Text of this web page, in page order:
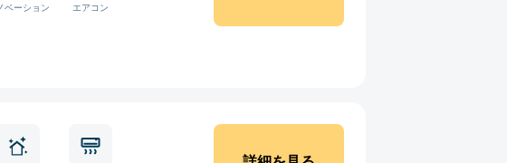
ベーション エアコン